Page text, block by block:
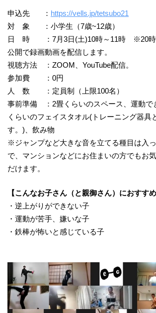
申込先 ： https://vells.jp/tetsubo21
対 象 ：小学生（7歳~12歳）
日 時 ：7月3日(土)10時～11時 ※20時
公開で録画動画を配信します。
視聴方法 ：ZOOM、YouTube配信。
参加費 ：0円
人 数 ：定員制（上限100名）
事前準備 ：2畳くらいのスペース、運動で
くらいのフェイスタオル(トレーニング器具
す。)、飲み物
※ジャンプなど大きな音を立てる種目は入
で、マンションなどにお住まいの方でもお
だけます。
【こんなお子さん（と親御さん）におすすめ
・逆上がりができない子
・運動が苦手、嫌いな子
・鉄棒が怖いと感じている子